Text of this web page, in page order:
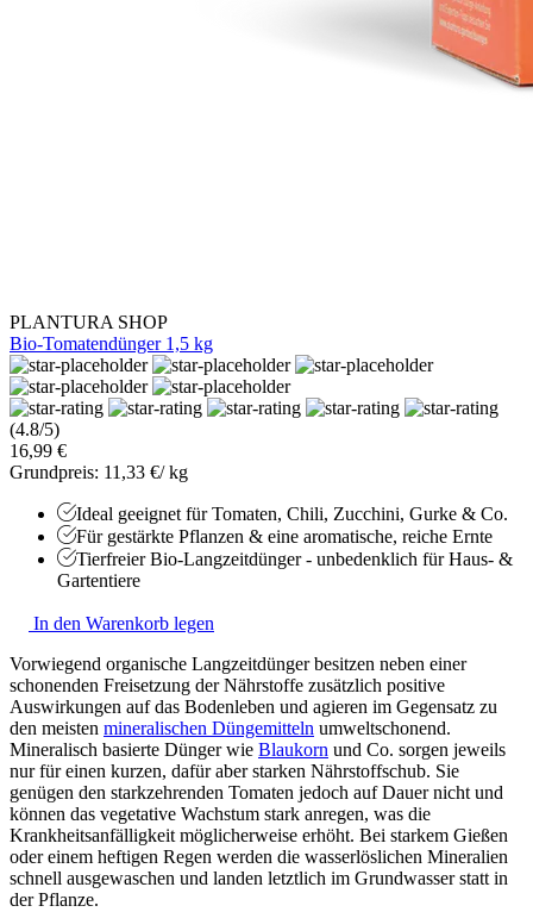
PLANTURA SHOP
Bio-Tomatendünger 1,5 kg
(4.8/5)
16,99 €
Grundpreis: 11,33 €/ kg
Ideal geeignet für Tomaten, Chili, Zucchini, Gurke & Co.
Für gestärkte Pflanzen & eine aromatische, reiche Ernte
Tierfreier Bio-Langzeitdünger - unbedenklich für Haus- &
Gartentiere
In den Warenkorb legen
Vorwiegend organische Langzeitdünger besitzen neben einer
schonenden Freisetzung der Nährstoffe zusätzlich positive
Auswirkungen auf das Bodenleben und agieren im Gegensatz zu
den meisten mineralischen Düngemitteln umweltschonend.
Mineralisch basierte Dünger wie Blaukorn und Co. sorgen jeweils
nur für einen kurzen, dafür aber starken Nährstoffschub. Sie
genügen den starkzehrenden Tomaten jedoch auf Dauer nicht und
können das vegetative Wachstum stark anregen, was die
Krankheitsanfälligkeit möglicherweise erhöht. Bei starkem Gießen
oder einem heftigen Regen werden die wasserlöslichen Mineralien
schnell ausgewaschen und landen letztlich im Grundwasser statt in
der Pflanze.